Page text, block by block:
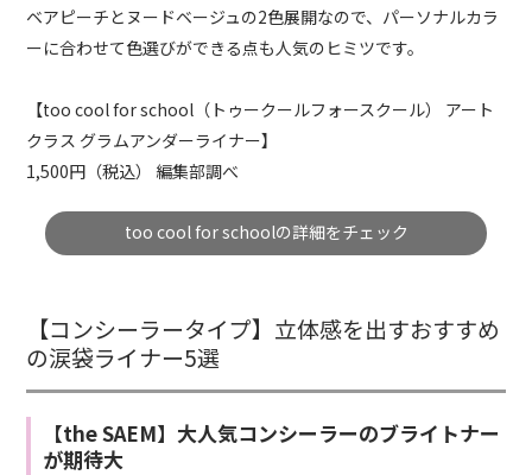
ベアピーチとヌードベージュの2色展開なので、パーソナルカラ
ーに合わせて色選びができる点も人気のヒミツです。
【too cool for school（トゥークールフォースクール） アート
クラス グラムアンダーライナー】
1,500円（税込） 編集部調べ
too cool for schoolの詳細をチェック
【コンシーラータイプ】立体感を出すおすすめ
の涙袋ライナー5選
【the SAEM】大人気コンシーラーのブライトナー
が期待大